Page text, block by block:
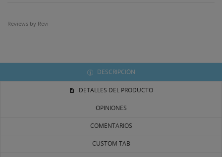
Reviews by Revi
DESCRIPCIÓN
DETALLES DEL PRODUCTO
OPINIONES
COMENTARIOS
CUSTOM TAB
((LABEL))
((CANCELTEXT))
Debe iniciar sesión para guardar productos en su lista
((CANCELTEXT))